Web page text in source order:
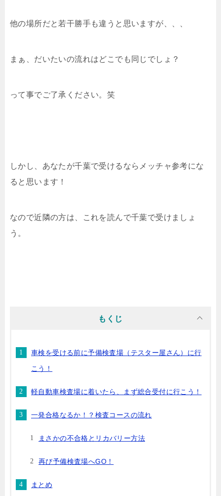
他の場所だと若干勝手も違うと思いますが、、、
まぁ、だいたいの流れはどこでも同じでしょ？
って事でご了承ください。笑
しかし、あなたが千葉で受けるならメッチャ参考にな
ると思います！
なので近隣の方は、これを読んで千葉で受けましょ
う。
もくじ
車検を受ける前に予備検査場（テスター屋さん）に行
こう！
軽自動車検査場に着いたら、まず総合受付に行こう！
一発合格なるか！？検査コースの流れ
まさかの不合格とリカバリー方法
再び予備検査場へGO！
まとめ